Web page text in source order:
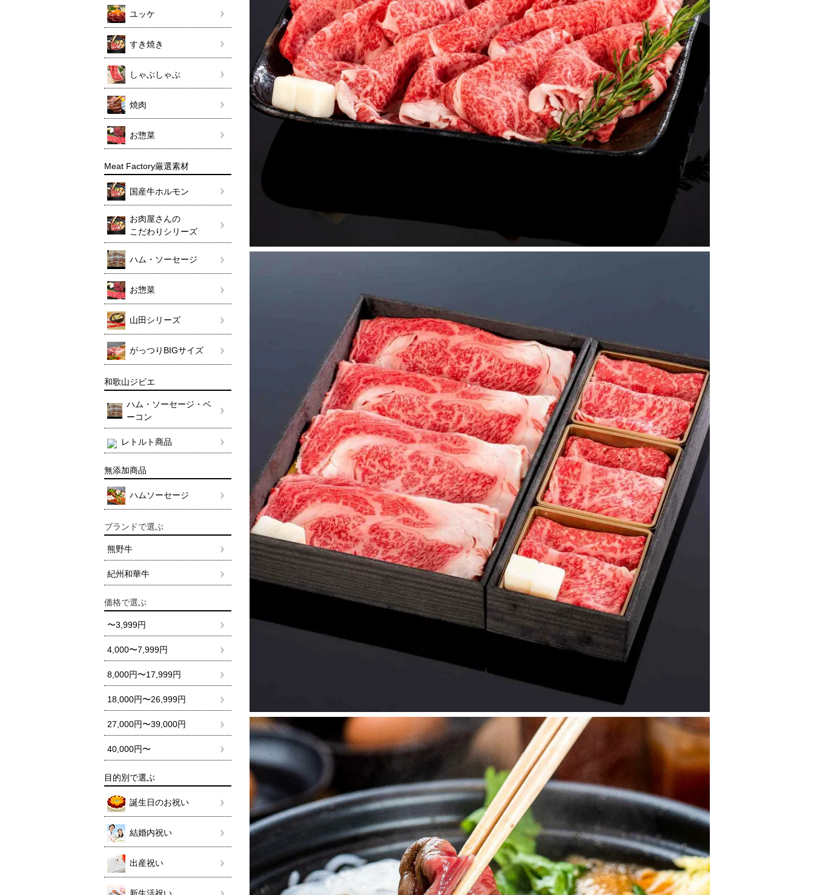
ユッケ
すき焼き
しゃぶしゃぶ
焼肉
お惣菜
Meat Factory厳選素材
国産牛ホルモン
お肉屋さんの
こだわりシリーズ
ハム・ソーセージ
お惣菜
山田シリーズ
がっつりBIGサイズ
和歌山ジビエ
ハム・ソーセージ・ベ
ーコン
レトルト商品
無添加商品
ハムソーセージ
ブランドで選ぶ
熊野牛
紀州和華牛
価格で選ぶ
〜3,999円
4,000〜7,999円
8,000円〜17,999円
18,000円〜26,999円
27,000円〜39,000円
40,000円〜
目的別で選ぶ
誕生日のお祝い
結婚内祝い
出産祝い